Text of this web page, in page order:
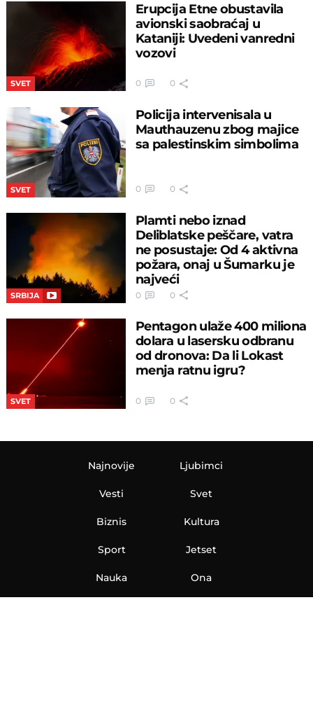
SVET
Erupcija Etne obustavila
avionski saobraćaj u
Kataniji: Uvedeni vanredni
vozovi
0 0
SVET
Policija intervenisala u
Mauthauzenu zbog majice
sa palestinskim simbolima
0 0
SRBIJA
Plamti nebo iznad
Deliblatske peščare, vatra
ne posustaje: Od 4 aktivna
požara, onaj u Šumarku je
najveći
0 0
SVET
Pentagon ulaže 400 miliona
dolara u lasersku odbranu
od dronova: Da li Lokast
menja ratnu igru?
0 0
Najnovije
Vesti
Biznis
Sport
Nauka
Ljubimci
Svet
Kultura
Jetset
Ona